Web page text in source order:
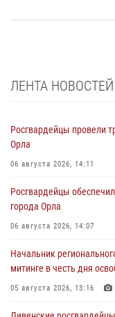
ЛЕНТА НОВОСТЕЙ
Росгвардейцы провели
Орла
06 августа 2026, 14:11
Росгвардейцы
города Орла
06 августа 2026, 14:07
Начальник
митинге в честь дня
05 августа 2026, 13:16